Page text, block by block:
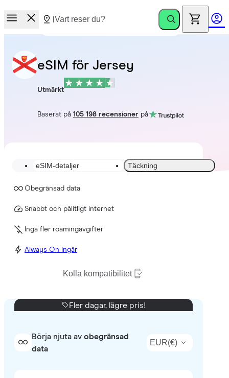
eSIM för Jersey
Utmärkt
Baserat på 105 198 recensionerpå
eSIM-detaljer Täckning
Obegränsad data
Snabbt och pålitligt internet
Inga fler roamingavgifter
Always On ingår
Kolla kompatibilitet
Fler dagar, lägre pris!
Börja njuta av obegränsad
data
EUR(€)